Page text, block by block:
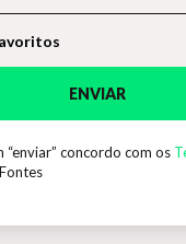
ENVIAR
“enviar” concordo com os